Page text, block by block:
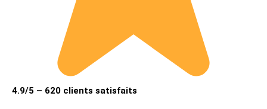
4.9/5 – 620 clients satisfaits